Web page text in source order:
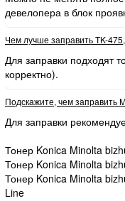
девелопера в блок
Чем лучше заправить TK-
Для заправки подходят
корректно).
Подскажите, чем заправить
Для заправки
Тонер Konica Minolta
Тонер Konica Minolta
Тонер Konica Minolta
Line